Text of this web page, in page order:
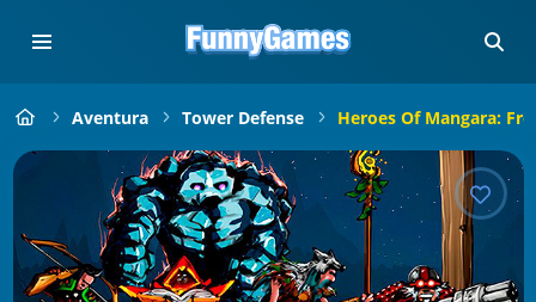
Aventura Tower Defense Heroes Of Mangara: